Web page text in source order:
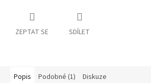
ZEPTAT SE SDÍLET
Popis Podobné (1) Diskuze